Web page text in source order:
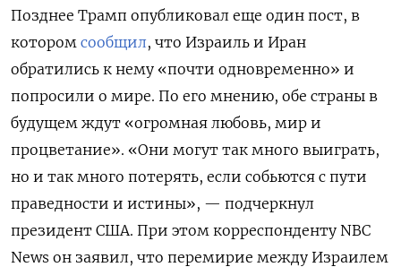
Позднее Трамп опубликовал еще один пост, в
котором сообщил, что Израиль и Иран
обратились к нему «почти одновременно» и
попросили о мире. По его мнению, обе страны в
будущем ждут «огромная любовь, мир и
процветание». «Они могут так много выиграть,
но и так много потерять, если собьются с пути
праведности и истины», — подчеркнул
президент США. При этом корреспонденту NBC
News он заявил, что перемирие между Израилем